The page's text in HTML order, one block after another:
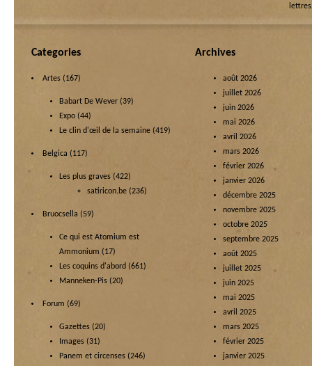
Categories
Artes (167)
Babart De Wever (39)
Expo (44)
Le clin d'œil de la semaine (419)
Belgica (117)
Les plus graves (422)
satiricon.be (236)
Bruocsella (59)
Ce qui est Atomium est
Ammonium (17)
Les coquins d'abord (661)
Manneken-Pis (20)
Forum (69)
Gazettes (20)
Images (31)
Panem et circenses (246)
Archives
août 2026
juillet 2026
juin 2026
mai 2026
avril 2026
mars 2026
février 2026
janvier 2026
décembre 2025
novembre 2025
octobre 2025
septembre 2025
août 2025
juillet 2025
juin 2025
mai 2025
avril 2025
mars 2025
février 2025
janvier 2025